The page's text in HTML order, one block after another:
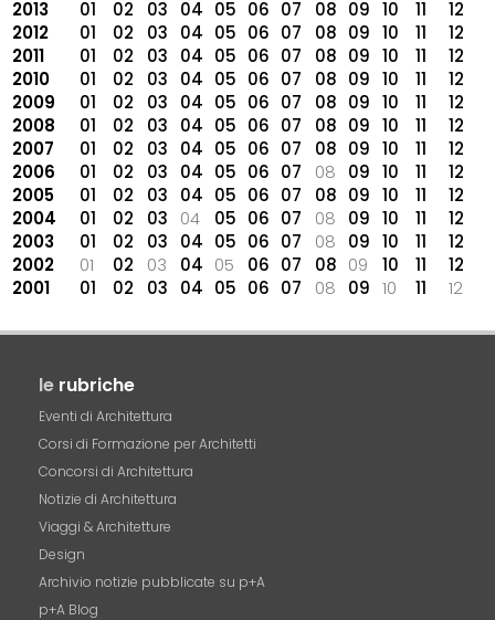
2013
01 02 03 04 05 06 07 08 09 10 11
12
2012
01 02 03 04 05 06 07 08 09 10 11
12
2011
01 02 03 04 05 06 07 08 09 10 11
12
2010
01 02 03 04 05 06 07 08 09 10 11
12
2009
01 02 03 04 05 06 07 08 09 10 11
12
2008
01 02 03 04 05 06 07 08 09 10 11
12
2007
01 02 03 04 05 06 07 08 09 10 11
12
2006
01 02 03 04 05 06 07 08 09 10 11
12
2005
01 02 03 04 05 06 07 08 09 10 11
12
2004
01 02 03 04 05 06 07 08 09 10 11
12
2003
01 02 03 04 05 06 07 08 09 10 11
12
2002
01 02 03 04 05 06 07 08 09 10 11
12
2001
01 02 03 04 05 06 07 08 09 10 11 12
le rubriche
Eventi di Architettura
Corsi di Formazione per Architetti
Concorsi di Architettura
Notizie di Architettura
Viaggi & Architetture
Design
Archivio notizie pubblicate su p+A
p+A Blog